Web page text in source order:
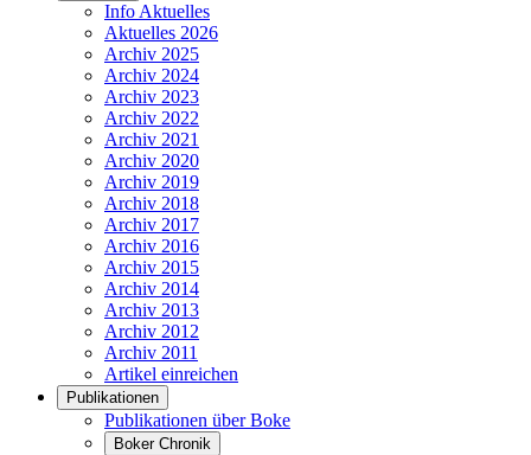
Info Aktuelles
Aktuelles 2026
Archiv 2025
Archiv 2024
Archiv 2023
Archiv 2022
Archiv 2021
Archiv 2020
Archiv 2019
Archiv 2018
Archiv 2017
Archiv 2016
Archiv 2015
Archiv 2014
Archiv 2013
Archiv 2012
Archiv 2011
Artikel einreichen
Publikationen
Publikationen über Boke
Boker Chronik